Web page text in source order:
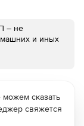
– не
и иных
сказать
свяжется